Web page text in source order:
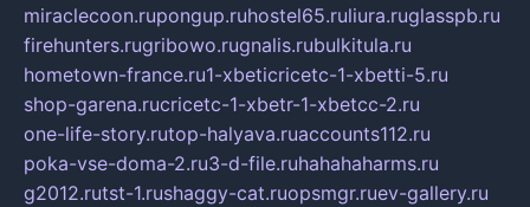
miraclecoon.rupongup.ruhostel65.ruliura.ruglasspb.ru
firehunters.rugribowo.rugnalis.rubulkitula.ru
hometown-france.ru1-xbeticricetc-1-xbetti-5.ru
shop-garena.rucricetc-1-xbetr-1-xbetcc-2.ru
one-life-story.rutop-halyava.ruaccounts112.ru
poka-vse-doma-2.ru3-d-file.ruhahahaharms.ru
g2012.rutst-1.rushaggy-cat.ruopsmgr.ruev-gallery.ru